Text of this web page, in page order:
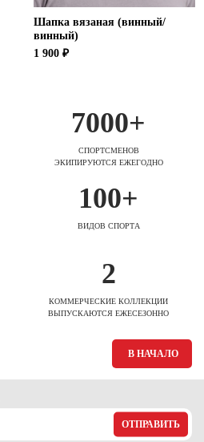
Шапка вязаная (винный/
винный)
1 900 ₽
7000+
СПОРТСМЕНОВ
ЭКИПИРУЮТСЯ ЕЖЕГОДНО
100+
ВИДОВ СПОРТА
2
КОММЕРЧЕСКИЕ КОЛЛЕКЦИИ
ВЫПУСКАЮТСЯ ЕЖЕСЕЗОННО
В НАЧАЛО
ОТПРАВИТЬ